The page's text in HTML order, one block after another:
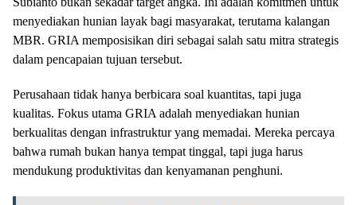
menyediakan hunian layak bagi masyarakat, terutama kalangan
MBR. GRIA memposisikan diri sebagai salah satu mitra strategis
dalam pencapaian tujuan tersebut.
Perusahaan tidak hanya berbicara soal kuantitas, tapi juga
kualitas. Fokus utama GRIA adalah menyediakan hunian
berkualitas dengan infrastruktur yang memadai. Mereka percaya
bahwa rumah bukan hanya tempat tinggal, tapi juga harus
mendukung produktivitas dan kenyamanan penghuni.